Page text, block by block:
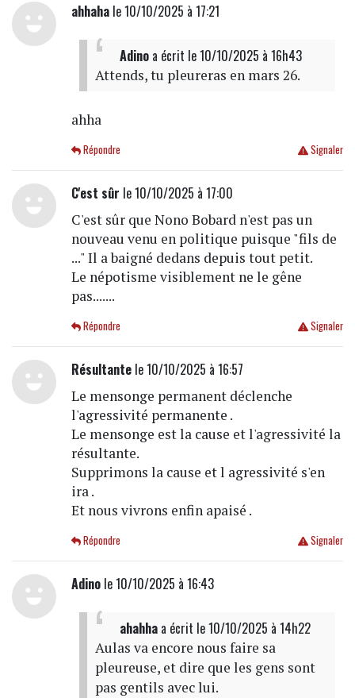
ahhahale 10/10/2025 à 17:21
Adinoa écrit le 10/10/2025 à 16h43
Attends, tu pleureras en mars 26.
ahha
Signaler
Répondre
C'est sûr le 10/10/2025 à 17:00
C'est sûr que Nono Bobard n'est pas un
nouveau venu en politique puisque "fils de
..." Il a baigné dedans depuis tout petit.
Le népotisme visiblement ne le gêne
pas.......
Signaler
Répondre
Résultantele 10/10/2025 à 16:57
Le mensonge permanent déclenche
l'agressivité permanente .
Le mensonge est la cause et l'agressivité la
résultante.
Supprimons la cause et l agressivité s'en
ira .
Et nous vivrons enfin apaisé .
Signaler
Répondre
Adinole 10/10/2025 à 16:43
ahahhaa écrit le 10/10/2025 à 14h22
Aulas va encore nous faire sa
pleureuse, et dire que les gens sont
pas gentils avec lui.